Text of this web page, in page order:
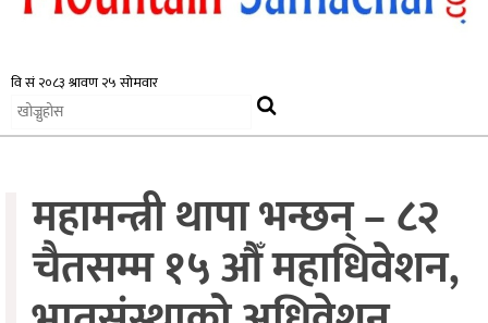
समाचार
प्रदेश
अर्थतन्त्र
स्वास्थ्य
अन्तर्राष्ट्रिय
महामन्त्री थापा भन्छन् – ८२
चैतसम्म १५ औँ महाधिवेशन,